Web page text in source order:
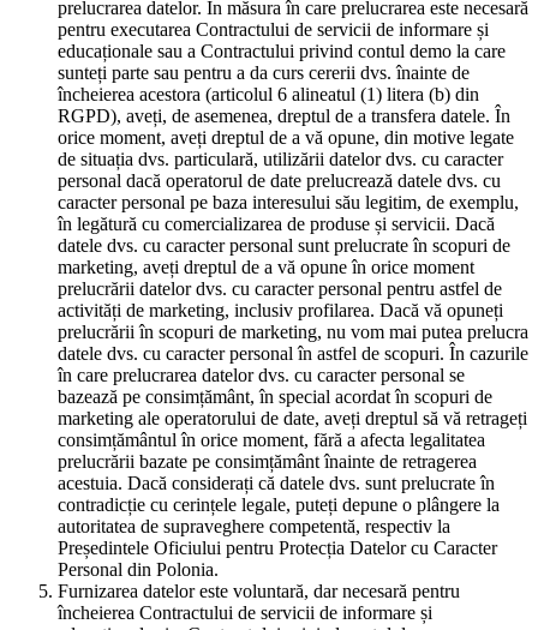
prelucrarea datelor. În măsura în care prelucrarea este necesară
pentru executarea Contractului de servicii de informare și
educaționale sau a Contractului privind contul demo la care
sunteți parte sau pentru a da curs cererii dvs. înainte de
încheierea acestora (articolul 6 alineatul (1) litera (b) din
RGPD), aveți, de asemenea, dreptul de a transfera datele. În
orice moment, aveți dreptul de a vă opune, din motive legate
de situația dvs. particulară, utilizării datelor dvs. cu caracter
personal dacă operatorul de date prelucrează datele dvs. cu
caracter personal pe baza interesului său legitim, de exemplu,
în legătură cu comercializarea de produse și servicii. Dacă
datele dvs. cu caracter personal sunt prelucrate în scopuri de
marketing, aveți dreptul de a vă opune în orice moment
prelucrării datelor dvs. cu caracter personal pentru astfel de
activități de marketing, inclusiv profilarea. Dacă vă opuneți
prelucrării în scopuri de marketing, nu vom mai putea prelucra
datele dvs. cu caracter personal în astfel de scopuri. În cazurile
în care prelucrarea datelor dvs. cu caracter personal se
bazează pe consimțământ, în special acordat în scopuri de
marketing ale operatorului de date, aveți dreptul să vă retrageți
consimțământul în orice moment, fără a afecta legalitatea
prelucrării bazate pe consimțământ înainte de retragerea
acestuia. Dacă considerați că datele dvs. sunt prelucrate în
contradicție cu cerințele legale, puteți depune o plângere la
autoritatea de supraveghere competentă, respectiv la
Președintele Oficiului pentru Protecția Datelor cu Caracter
Personal din Polonia.
Furnizarea datelor este voluntară, dar necesară pentru
încheierea Contractului de servicii de informare și